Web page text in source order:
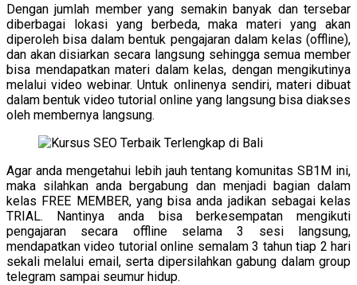
Dengan jumlah member yang semakin banyak dan tersebar
diberbagai lokasi yang berbeda, maka materi yang akan
diperoleh bisa dalam bentuk pengajaran dalam kelas (offline),
dan akan disiarkan secara langsung sehingga semua member
bisa mendapatkan materi dalam kelas, dengan mengikutinya
melalui video webinar. Untuk onlinenya sendiri, materi dibuat
dalam bentuk video tutorial online yang langsung bisa diakses
oleh membernya langsung.
Agar anda mengetahui lebih jauh tentang komunitas SB1M ini,
maka silahkan anda bergabung dan menjadi bagian dalam
kelas FREE MEMBER, yang bisa anda jadikan sebagai kelas
TRIAL. Nantinya anda bisa berkesempatan mengikuti
pengajaran secara offline selama 3 sesi langsung,
mendapatkan video tutorial online semalam 3 tahun tiap 2 hari
sekali melalui email, serta dipersilahkan gabung dalam group
telegram sampai seumur hidup.